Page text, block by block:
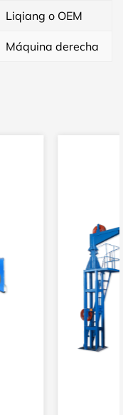
Liqiang o OEM
Máquina derecha